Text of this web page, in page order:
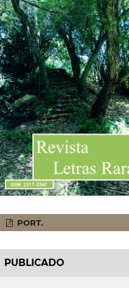
PORT.
PUBLICADO